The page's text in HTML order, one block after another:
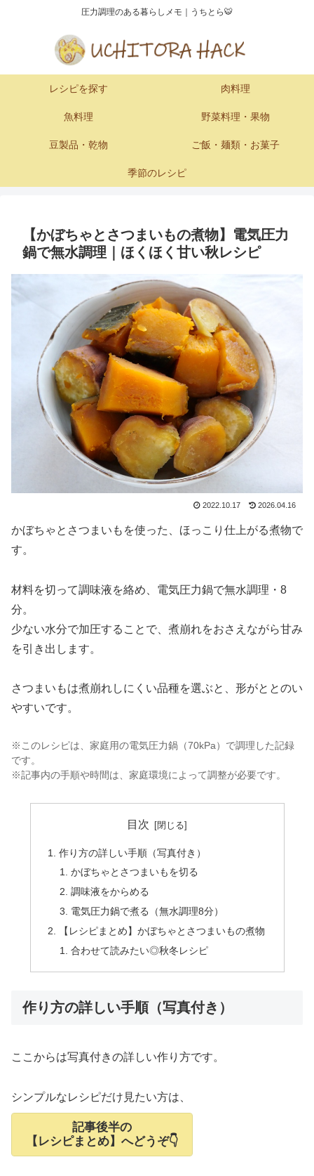
圧力調理のある暮らしメモ｜うちとら🐯
レシピを探す 肉料理
魚料理 野菜料理・果物
豆製品・乾物 ご飯・麺類・お菓子
季節のレシピ
【かぼちゃとさつまいもの煮物】電気圧力
鍋で無水調理｜ほくほく甘い秋レシピ
2022.10.17 2026.04.16
かぼちゃとさつまいもを使った、ほっこり仕上がる煮物で
す。
材料を切って調味液を絡め、電気圧力鍋で無水調理・8
分。
少ない水分で加圧することで、煮崩れをおさえながら甘み
を引き出します。
さつまいもは煮崩れしにくい品種を選ぶと、形がととのい
やすいです。
※このレシピは、家庭用の電気圧力鍋（70kPa）で調理した記録
です。
※記事内の手順や時間は、家庭環境によって調整が必要です。
目次
作り方の詳しい手順（写真付き）
かぼちゃとさつまいもを切る
調味液をからめる
電気圧力鍋で煮る（無水調理8分）
【レシピまとめ】かぼちゃとさつまいもの煮物
合わせて読みたい◎秋冬レシピ
作り方の詳しい手順（写真付き）
ここからは写真付きの詳しい作り方です。
シンプルなレシピだけ見たい方は、
記事後半の
【レシピまとめ】へどうぞ👇